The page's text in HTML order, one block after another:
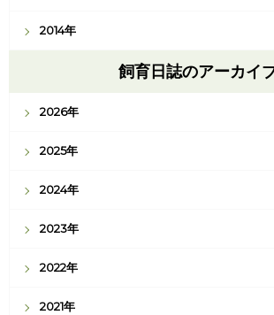
2014年
飼育日誌のアーカイ
2026年
2025年
2024年
2023年
2022年
2021年